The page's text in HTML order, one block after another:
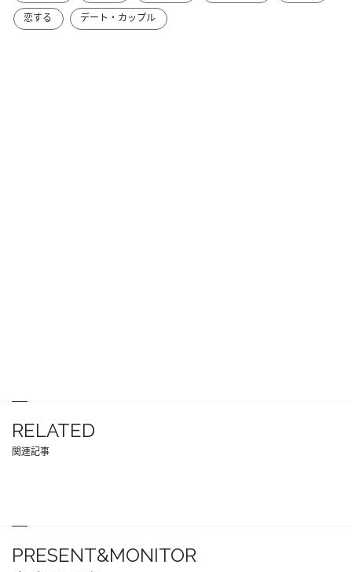
恋する
デート・カップル
RELATED
関連記事
PRESENT&MONITOR